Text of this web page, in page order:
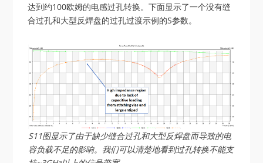
达到约100欧姆的电感过孔转换。下面显示了一个没有缝
合过孔和大型反焊盘的过孔过渡示例的S参数。
S11图显示了由于缺少缝合过孔和大型反焊盘而导致的电
容负载不足的影响。我们可以清楚地看到过孔转换不能支